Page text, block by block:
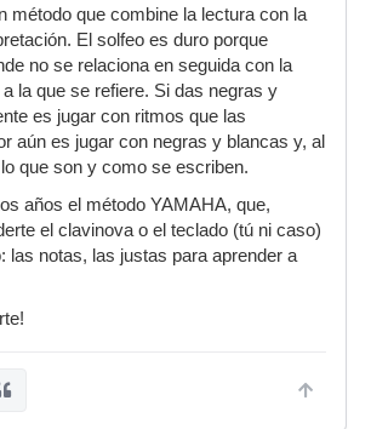
método que combine la lectura con la
El solfeo es duro porque
no se relaciona en seguida con la
la que se refiere. Si das negras y
es jugar con ritmos que las
aún es jugar con negras y blancas y, al
que son y como se escriben.
años el método YAMAHA, que,
el clavinova o el teclado (tú ni caso)
las notas, las justas para aprender a